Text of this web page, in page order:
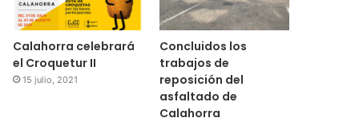
Calahorra celebrará
el Croquetur II
15 julio, 2021
Concluidos los
trabajos de
reposición del
asfaltado de
Calahorra